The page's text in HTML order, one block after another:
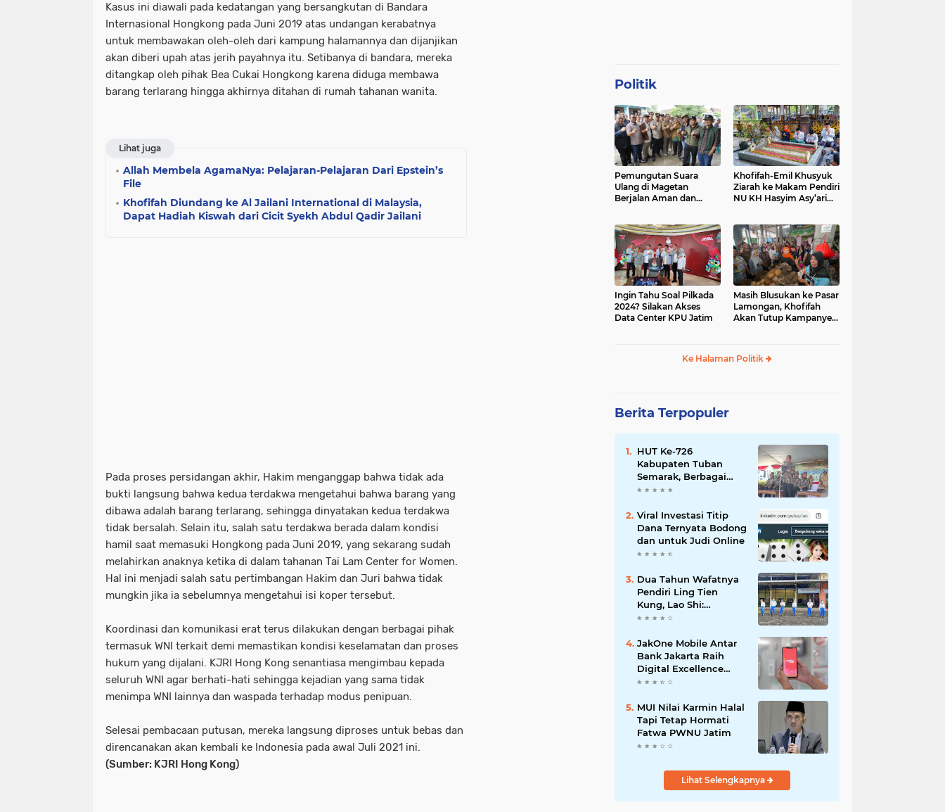
Kasus ini diawali pada kedatangan yang bersangkutan di Bandara
Internasional Hongkong pada Juni 2019 atas undangan kerabatnya
untuk membawakan oleh-oleh dari kampung halamannya dan dijanjikan
akan diberi upah atas jerih payahnya itu. Setibanya di bandara, mereka
ditangkap oleh pihak Bea Cukai Hongkong karena diduga membawa
barang terlarang hingga akhirnya ditahan di rumah tahanan wanita.
Lihat juga
Allah Membela AgamaNya: Pelajaran-Pelajaran Dari Epstein’s
File
Khofifah Diundang ke Al Jailani International di Malaysia,
Dapat Hadiah Kiswah dari Cicit Syekh Abdul Qadir Jailani
Pada proses persidangan akhir, Hakim menganggap bahwa tidak ada
bukti langsung bahwa kedua terdakwa mengetahui bahwa barang yang
dibawa adalah barang terlarang, sehingga dinyatakan kedua terdakwa
tidak bersalah. Selain itu, salah satu terdakwa berada dalam kondisi
hamil saat memasuki Hongkong pada Juni 2019, yang sekarang sudah
melahirkan anaknya ketika di dalam tahanan Tai Lam Center for Women.
Hal ini menjadi salah satu pertimbangan Hakim dan Juri bahwa tidak
mungkin jika ia sebelumnya mengetahui isi koper tersebut.
Koordinasi dan komunikasi erat terus dilakukan dengan berbagai pihak
termasuk WNI terkait demi memastikan kondisi keselamatan dan proses
hukum yang dijalani. KJRI Hong Kong senantiasa mengimbau kepada
seluruh WNI agar berhati-hati sehingga kejadian yang sama tidak
menimpa WNI lainnya dan waspada terhadap modus penipuan.
Selesai pembacaan putusan, mereka langsung diproses untuk bebas dan
direncanakan akan kembali ke Indonesia pada awal Juli 2021 ini.
(Sumber: KJRI Hong Kong)
Politik
Pemungutan Suara
Ulang di Magetan
Berjalan Aman dan
Khofifah-Emil Khusyuk
Ziarah ke Makam Pendiri
NU KH Hasyim Asy’ari
Ingin Tahu Soal Pilkada
2024? Silakan Akses
Data Center KPU Jatim
Masih Blusukan ke Pasar
Lamongan, Khofifah
Akan Tutup Kampanye
Ke Halaman Politik
Berita Terpopuler
HUT Ke-726
Kabupaten Tuban
Semarak, Berbagai
Prestasinya Pun
Viral Investasi Titip
Dana Ternyata Bodong
dan untuk Judi Online
Dua Tahun Wafatnya
Pendiri Ling Tien
Kung, Lao Shi:
Amanah Harus Kita
JakOne Mobile Antar
Bank Jakarta Raih
Digital Excellence
Awards 2026
MUI Nilai Karmin Halal
Tapi Tetap Hormati
Fatwa PWNU Jatim
Lihat Selengkapnya